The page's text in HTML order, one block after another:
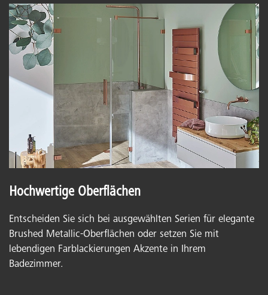
Hochwertige Oberflächen
Entscheiden Sie sich bei ausgewählten Serien für elegante
Brushed Metallic-Oberflächen oder setzen Sie mit
lebendigen Farblackierungen Akzente in Ihrem
Badezimmer.